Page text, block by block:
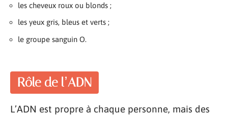
les cheveux roux ou blonds ;
les yeux gris, bleus et verts ;
le groupe sanguin O.
Rôle de l’ADN
L’ADN est propre à chaque personne, mais des